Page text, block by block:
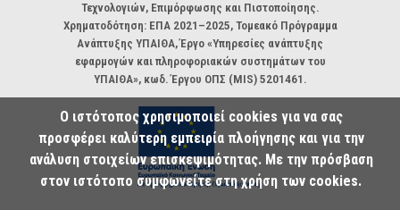
Τεχνολογιών, Επιμόρφωσης και Πιστοποίησης.
Χρηματοδότηση: ΕΠΑ 2021–2025, Τομεακό Πρόγραμμα
Ανάπτυξης ΥΠΑΙΘΑ, Έργο «Υπηρεσίες ανάπτυξης
εφαρμογών και πληροφοριακών συστημάτων του
ΥΠΑΙΘΑ», κωδ. Έργου ΟΠΣ (MIS) 5201461.
Ο ιστότοπος χρησιμοποιεί cookies για να σας
προσφέρει καλύτερη εμπειρία πλοήγησης και για την
ανάλυση στοιχείων επισκεψιμότητας. Με την πρόσβαση
στον ιστότοπο συμφωνείτε στη χρήση των cookies.